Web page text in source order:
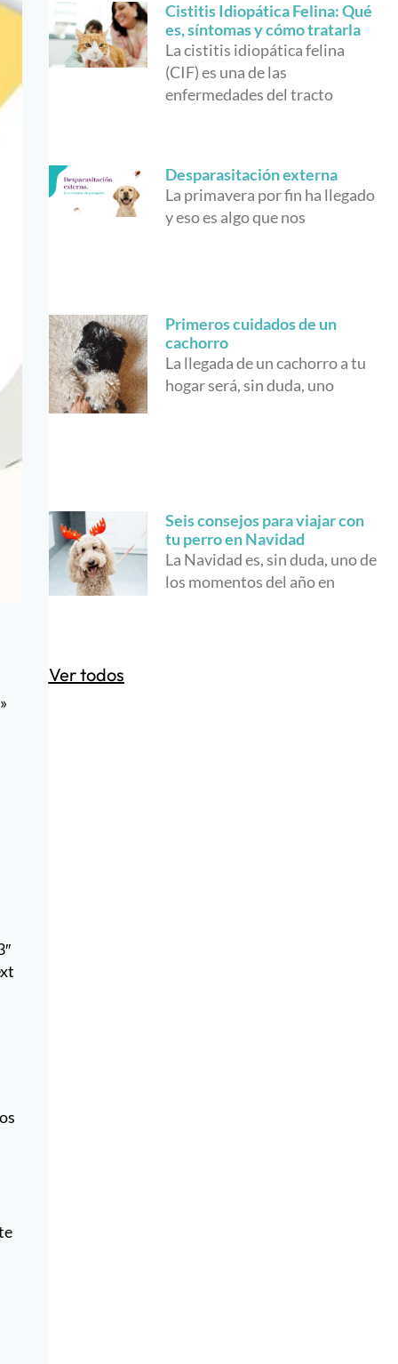
Cistitis Idiopática Felina: Qué
es, síntomas y cómo tratarla
La cistitis idiopática felina
(CIF) es una de las
enfermedades del tracto
Desparasitación externa
La primavera por fin ha llegado
y eso es algo que nos
Primeros cuidados de un
cachorro
La llegada de un cachorro a tu
hogar será, sin duda, uno
Seis consejos para viajar con
tu perro en Navidad
La Navidad es, sin duda, uno de
los momentos del año en
Ver todos